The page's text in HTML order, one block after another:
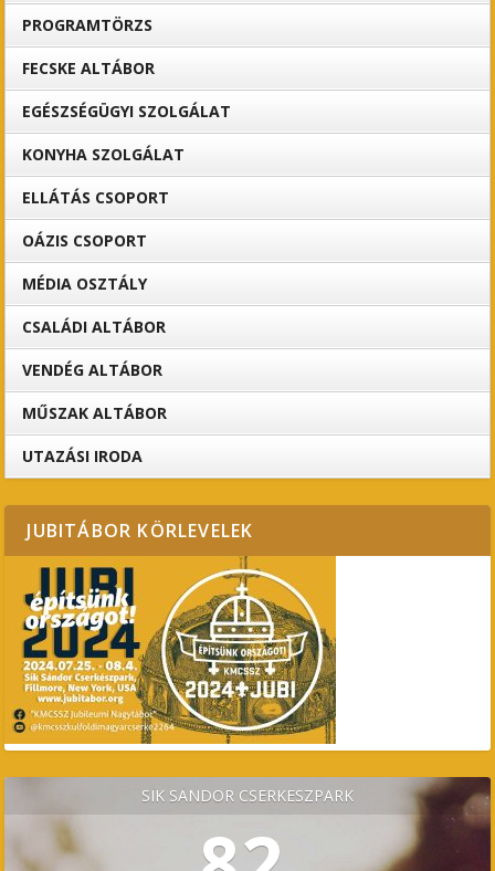
PROGRAMTÖRZS
FECSKE ALTÁBOR
EGÉSZSÉGÜGYI SZOLGÁLAT
KONYHA SZOLGÁLAT
ELLÁTÁS CSOPORT
OÁZIS CSOPORT
MÉDIA OSZTÁLY
CSALÁDI ALTÁBOR
VENDÉG ALTÁBOR
MŰSZAK ALTÁBOR
UTAZÁSI IRODA
JUBITÁBOR KÖRLEVELEK
SÍK SÁNDOR CSERKÉSZPARK